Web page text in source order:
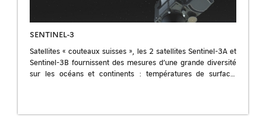
SENTINEL-3
Satellites « couteaux suisses », les 2 satellites Sentinel-3A et
Sentinel-3B fournissent des mesures d’une grande diversité
sur les océans et continents : températures de surface,